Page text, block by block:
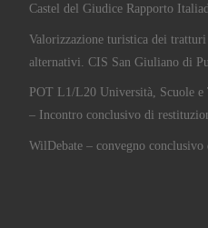
Castel del Giudice Rapporto
Valorizzazione turistica dei
alternativi. CIS San Giuliano di
POT L1/L20 Università, Scuole
– Incontro conclusivo di
WilDebate – convegno